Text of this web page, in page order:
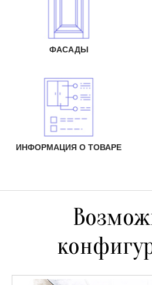
ФАСАДЫ
ИНФОРМАЦИЯ О ТОВАРЕ